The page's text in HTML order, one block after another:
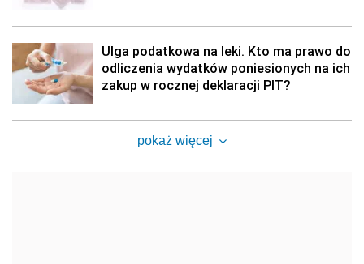
Ulga podatkowa na leki. Kto ma prawo do
odliczenia wydatków poniesionych na ich
zakup w rocznej deklaracji PIT?
pokaż więcej